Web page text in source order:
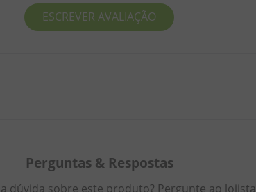
ESCREVER AVALIAÇÃO
Perguntas & Respostas
dúvida sobre este produto? Pergunte ao lojista